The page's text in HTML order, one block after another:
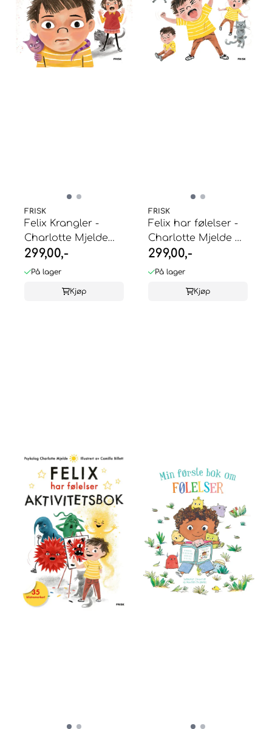
FRISK
Felix Krangler -
Charlotte Mjelde
og Camilla ...
299,00,-
På lager
Kjøp
FRISK
Felix har følelser -
Charlotte Mjelde &
Camilla ...
299,00,-
På lager
Kjøp